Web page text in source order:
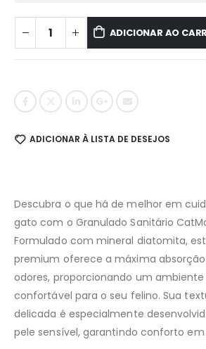
ADICIONAR AO
ADICIONAR À LISTA DE DESEJOS
Descubra o que há de melhor em
gato com o Granulado Sanitário
Formulado com mineral diatomita,
premium oferece a máxima
odores, proporcionando um
confortável para o seu felino. Sua
delicada é especialmente
pele sensível, garantindo conforto em